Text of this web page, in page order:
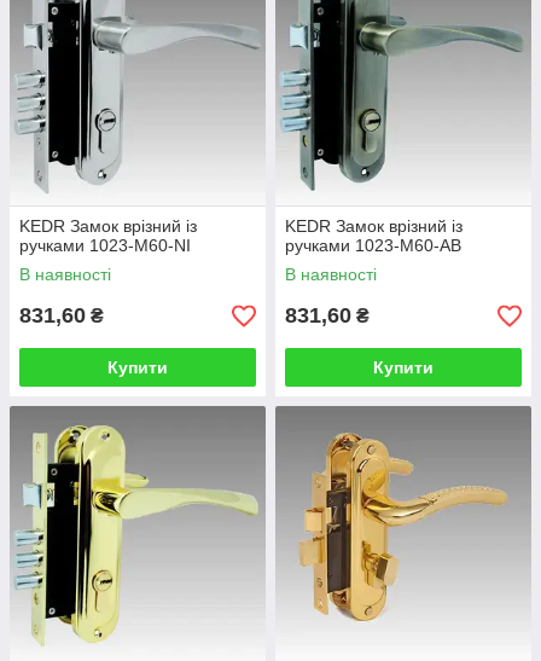
KEDR Замок врізний із
ручками 1023-M60-NI
В наявності
831,60 ₴
Купити
KEDR Замок врізний із
ручками 1023-M60-AB
В наявності
831,60 ₴
Купити